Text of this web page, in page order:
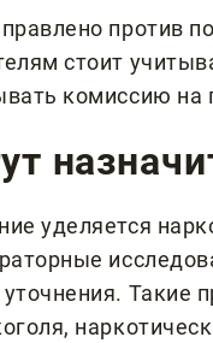
против
стоит
комиссию на
уделяется
Такие